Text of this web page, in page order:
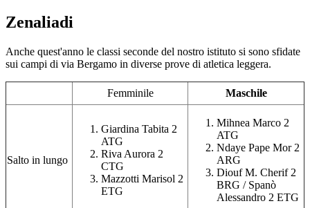
Zenaliadi
Anche quest'anno le classi seconde del nostro istituto si sono sfidate
sui campi di via Bergamo in diverse prove di atletica leggera.
Femminile Maschile
Salto in lungo
Giardina Tabita 2
ATG
Riva Aurora 2
CTG
Mazzotti Marisol 2
ETG
Mihnea Marco 2
ATG
Ndaye Pape Mor 2
ARG
Diouf M. Cherif 2
BRG / Spanò
Alessandro 2 ETG